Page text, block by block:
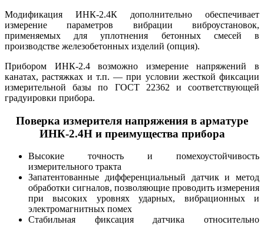
Модификация ИНК-2.4К дополнительно обеспечивает
измерение параметров вибрации виброустановок,
применяемых для уплотнения бетонных смесей в
производстве железобетонных изделий (опция).
Прибором ИНК-2.4 возможно измерение напряжений в
канатах, растяжках и т.п. — при условии жесткой фиксации
измерительной базы по ГОСТ 22362 и соответствующей
градуировки прибора.
Поверка измерителя напряжения в арматуре
ИНК-2.4Н и преимущества прибора
Высокие точность и помехоустойчивость
измерительного тракта
Запатентованные дифференциальный датчик и метод
обработки сигналов, позволяющие проводить измерения
при высоких уровнях ударных, вибрационных и
электромагнитных помех
Стабильная фиксация датчика относительно